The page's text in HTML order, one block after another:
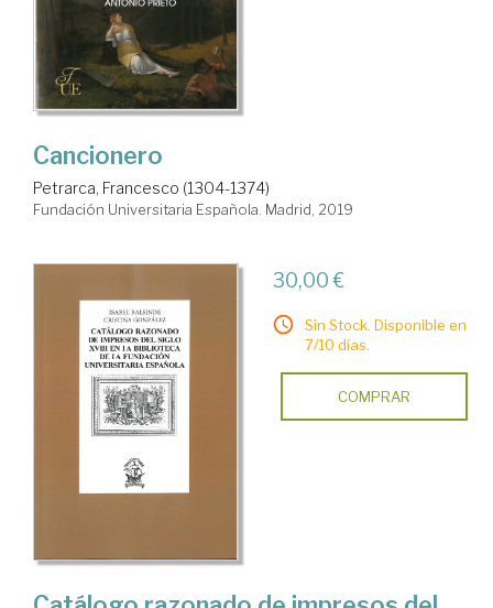
Cancionero
Petrarca, Francesco (1304-1374)
Fundación Universitaria Española. Madrid, 2019
30,00 €
Sin Stock. Disponible en
7/10 días.
COMPRAR